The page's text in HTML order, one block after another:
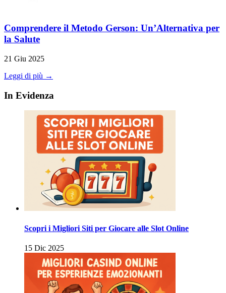
Comprendere il Metodo Gerson: Un’Alternativa per
la Salute
21 Giu 2025
Leggi di più →
In Evidenza
Scopri i Migliori Siti per Giocare alle Slot Online
15 Dic 2025